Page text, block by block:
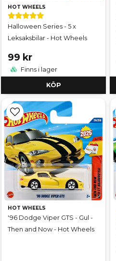
HOT WHEELS
Halloween Series - 5 x
Leksaksbilar - Hot Wheels
99 kr
Finns i lager
KÖP
HOT WHEELS
'96 Dodge Viper GTS - Gul -
Then and Now - Hot Wheels